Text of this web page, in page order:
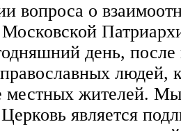
вопроса о
день, после
людей,
местных жителей.
является